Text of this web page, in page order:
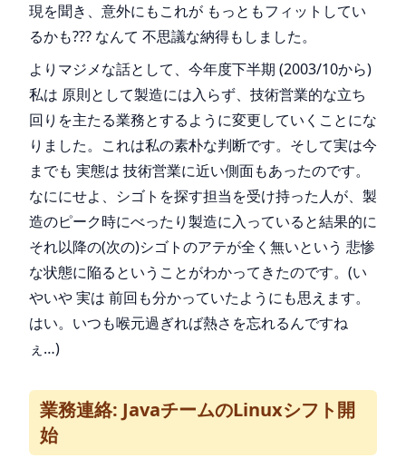
現を聞き、意外にもこれが もっともフィットしてい
るかも??? なんて 不思議な納得もしました。
よりマジメな話として、今年度下半期 (2003/10から)
私は 原則として製造には入らず、技術営業的な立ち
回りを主たる業務とするように変更していくことにな
りました。これは私の素朴な判断です。そして実は今
までも 実態は 技術営業に近い側面もあったのです。
なににせよ、シゴトを探す担当を受け持った人が、製
造のピーク時にべったり製造に入っていると結果的に
それ以降の(次の)シゴトのアテが全く無いという 悲惨
な状態に陥るということがわかってきたのです。(い
やいや 実は 前回も分かっていたようにも思えます。
はい。いつも喉元過ぎれば熱さを忘れるんですね
ぇ…)
業務連絡: JavaチームのLinuxシフト開
始